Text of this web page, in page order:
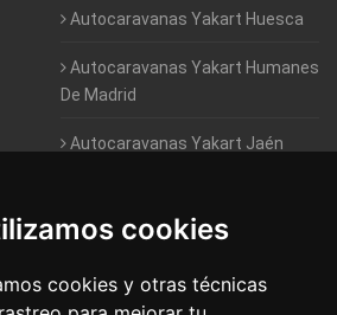
cookies
cookies y otras técnicas
Autocaravanas Yakart Huesca
Autocaravanas Yakart Humanes
De Madrid
Autocaravanas Yakart Jaén
Autocaravanas Yakart Valencia
Autocaravanas Yakart Vitoria